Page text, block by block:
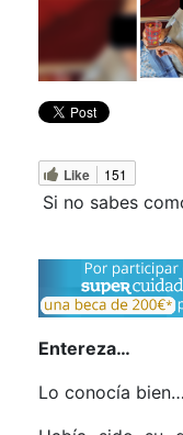
Like 151
Si no sabes
Entereza…
Lo conocía